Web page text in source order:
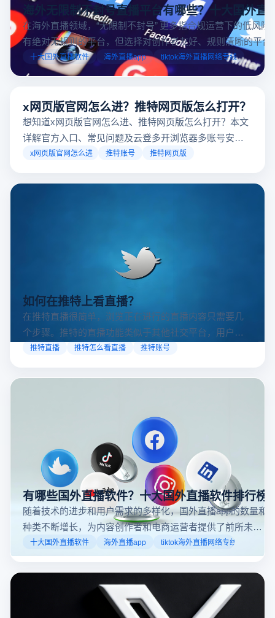
海外无限制不封号直播平台有哪些？十大国外直
在海外直播领域，“无限制不封号” 更多指合规运营下的低风
有绝对无规则的平台，但选择对创作者友好、规则清晰的平台
业工具规避风险，能显著降低封号概率。以下推荐十大国外
台，并结合云登多开浏览器的功能，详解如何安全高效运营。
十大国外直播软件 海外直播app tiktok海外直播网络专线
x网页版官网怎么进？推特网页版怎么打开？
想知道x网页版官网怎么进、推特网页版怎么打开？本文
详解官方入口、常见问题及云登多开浏览器多账号安全
访问方案，助你稳定登录高效运营。
x网页版官网怎么进 推特账号 推特网页版
如何在推特上看直播？
在推特直播很简单，浏览正在进行的直播内容只需要几
个步骤。推特的直播功能类似于其他社交平台，用户可
以通过关注自己喜欢的账号、浏览话题标签或查看实时
可以随时随地参与实时互动，无论是关注新闻事件、休
推特直播 推特怎么看直播 推特账号
有哪些国外直播软件？十大国外直播软件排行榜
随着技术的进步和用户需求的多样化，国外直播app的数量和
种类不断增长，为内容创作者和电商运营者提供了前所未有
的机遇。如果你是一个跨境电商从业者，想要了解2025年十
大国外直播软件排行榜，那么你来对地方了！接下来跟着云
登多开浏览器一起来了解海外直播平台哪些最受欢迎。
十大国外直播软件 海外直播app tiktok海外直播网络专线